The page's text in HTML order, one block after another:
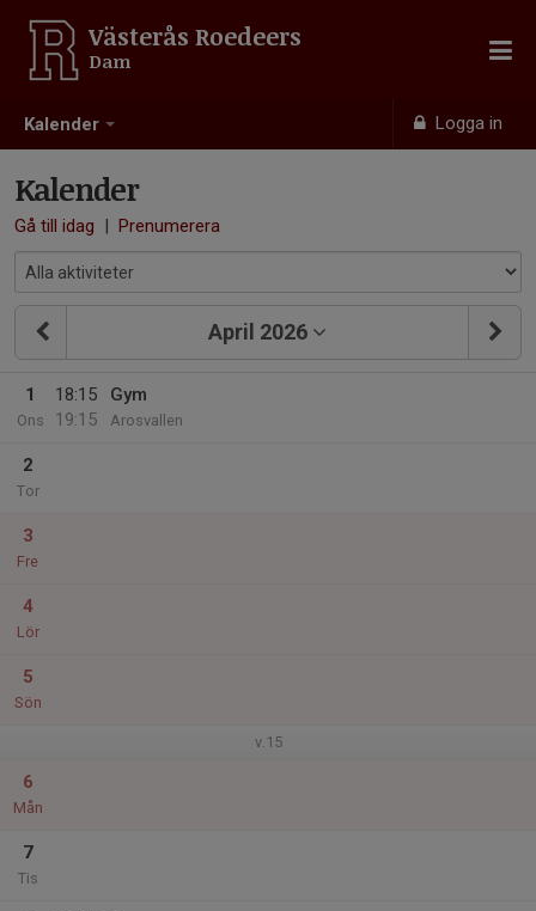
Kalender Logga in
Västerås Roedeers
Dam
Kalender
Gå till idag | Prenumerera
April 2026
1
Ons
18:15
19:15
Gym
Arosvallen
2
Tor
3
Fre
4
Lör
5
Sön
v.15
6
Mån
7
Tis